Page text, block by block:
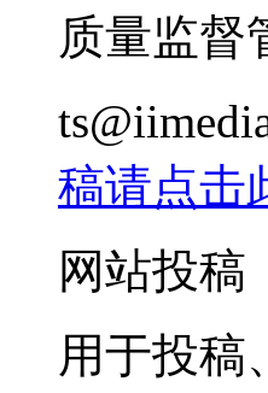
质量监督
稿请点击
网站投稿
用于投稿